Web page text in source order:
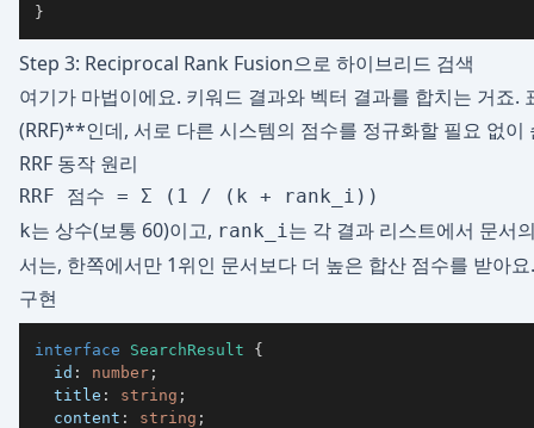
}
Step 3: Reciprocal Rank Fusion으로 하이브리드 검색
여기가 마법이에요. 키워드 결과와 벡터 결과를 합치는 거
(RRF)**인데, 서로 다른 시스템의 점수를 정규화할 필요 없
RRF 동작 원리
k는 상수(보통 60)이고, rank_i는 각 결과 리스트에서 문서
서는, 한쪽에서만 1위인 문서보다 더 높은 합산 점수를 받아요.
구현
interface SearchResult
{
  id
: number ;
  title
: string ;
  content
: string ;